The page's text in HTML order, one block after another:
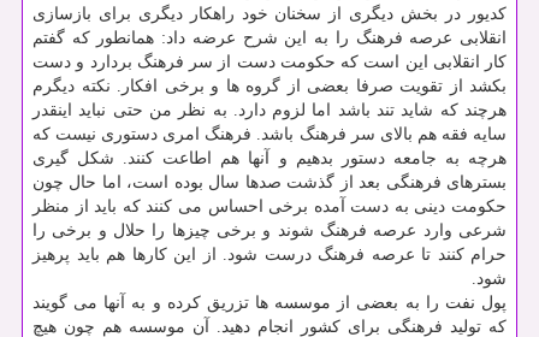
کدیور در بخش دیگری از سخنان خود راهکار دیگری برای بازسازی
انقلابی عرصه فرهنگ را به این شرح عرضه داد: همانطور که گفتم
کار انقلابی این است که حکومت دست از سر فرهنگ بردارد و دست
بکشد از تقویت صرفا بعضی از گروه ها و برخی افکار. نکته دیگرم
هرچند که شاید تند باشد اما لزوم دارد. به نظر من حتی نباید اینقدر
سایه فقه هم بالای سر فرهنگ باشد. فرهنگ امری دستوری نیست که
هرچه به جامعه دستور بدهیم و آنها هم اطاعت کنند. شکل گیری
بسترهای فرهنگی بعد از گذشت صدها سال بوده است، اما حال چون
حکومت دینی به دست آمده برخی احساس می کنند که باید از منظر
شرعی وارد عرصه فرهنگ شوند و برخی چیزها را حلال و برخی را
حرام کنند تا عرصه فرهنگ درست شود. از این کارها هم باید پرهیز
شود.
پول نفت را به بعضی از موسسه ها تزریق کرده و به آنها می گویند
که تولید فرهنگی برای کشور انجام دهید. آن موسسه هم چون هیچ